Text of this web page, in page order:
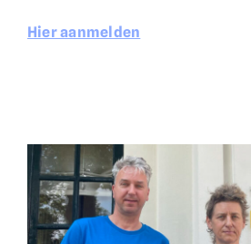
Hier aanmelden